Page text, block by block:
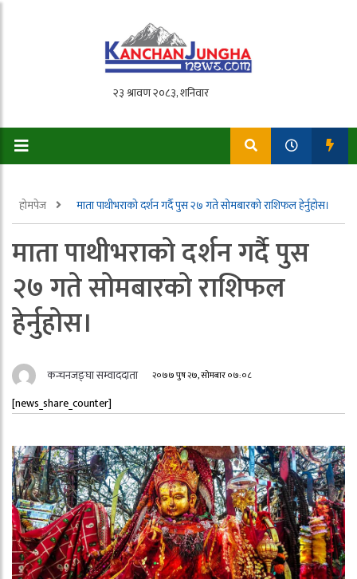
होमपेज माता पाथीभराको दर्शन गर्दै पुस २७ गते सोमबारको राशिफल हेर्नुहोस।
माता पाथीभराको दर्शन गर्दै पुस
२७ गते सोमबारको राशिफल
हेर्नुहोस।
कन्चनजङ्घा सम्वाददाता २०७७ पुष २७, सोमबार ०७:०८
[news_share_counter]